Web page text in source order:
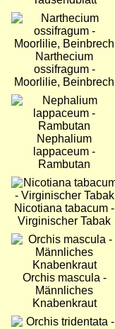
Bild
Narthecium
ossifragum -
Moorlilie, Beinbrech
Bild
Nephalium
lappaceum -
Rambutan
Bild
Nicotiana tabacum -
Virginischer Tabak
Bild
Orchis mascula -
Männliches
Knabenkraut
Bild